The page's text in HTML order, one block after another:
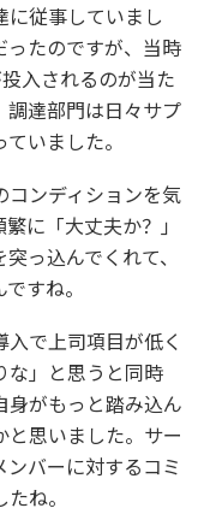
従事していまし
ったのですが、当時
入されるのが当た
調達部門は日々サプ
いました。
コンディションを気
に「大丈夫か？」
っ込んでくれて、
すね。
で上司項目が低く
な」と思うと同時
身がもっと踏み込ん
思いました。サー
バーに対するコミ
ね。